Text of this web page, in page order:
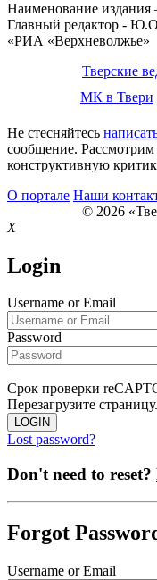
Наименование
Главный редактор -
«РИА «Верхневолжье»
Тверские
МК в Твери
Не стесняйтесь
сообщение.
конструктивную
О портале Наши
© 2026
X
Login
Username or Email
Password
Срок проверки
Перезагрузите страницу.
LOGIN
Lost password?
Don't need to reset?
Forgot
Username or Email